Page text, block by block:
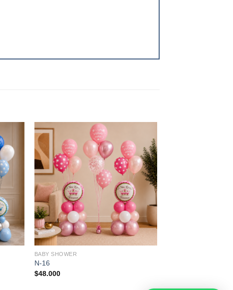
BABY SHOWER
N-16
$48.000